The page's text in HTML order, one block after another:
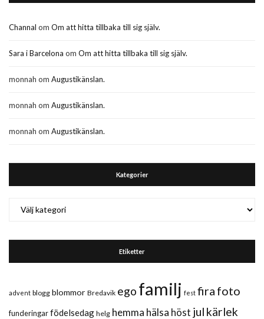
Channal om Om att hitta tillbaka till sig själv.
Sara i Barcelona om Om att hitta tillbaka till sig själv.
monnah om Augustikänslan.
monnah om Augustikänslan.
monnah om Augustikänslan.
Kategorier
Etiketter
advent blogg blommor Bredavik ego familj fest fira foto
funderingarfödelsedag helg hemma hälsa höst jul kärlek